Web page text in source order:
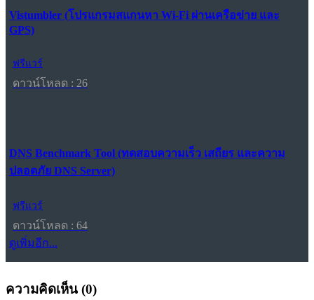
Vistumbler (โปรแกรมสแกนหา Wi-Fi ผ่านเครือข่าย และ
GPS)
ฟรีแวร์
ดาวน์โหลด : 26
DNS Benchmark Tool (ทดสอบความเร็ว เสถียร และความ
ปลอดภัย DNS Server)
ฟรีแวร์
ดาวน์โหลด : 64
ดูเพิ่มอีก...
ความคิดเห็น (0)